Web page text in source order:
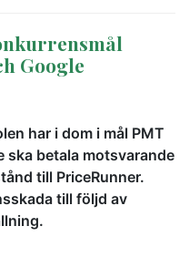
Google
har i dom i mål PMT
betala motsvarande
till PriceRunner.
till följd av